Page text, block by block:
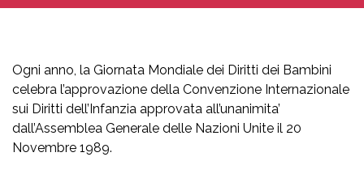
Ogni anno, la Giornata Mondiale dei Diritti dei Bambini
celebra l’approvazione della Convenzione Internazionale
sui Diritti dell’Infanzia approvata all’unanimita’
dall’Assemblea Generale delle Nazioni Unite il 20
Novembre 1989.